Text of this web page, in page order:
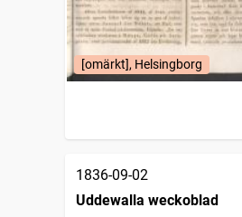
[omärkt], Helsingborg
1836-09-02
Uddewalla weckoblad